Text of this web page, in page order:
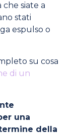
che siate a
stati
espulso o
su cosa
di un
una
della